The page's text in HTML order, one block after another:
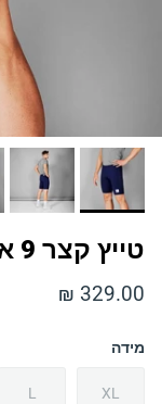
טייץ קצר 9 אינץ' +COMBAT
329.00 ₪
מידה
XL
L